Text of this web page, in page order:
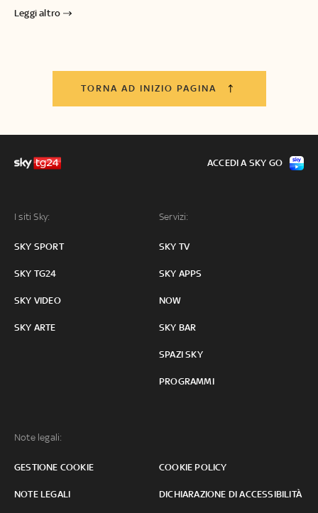
Leggi altro
TORNA AD INIZIO PAGINA
I siti Sky:
SKY SPORT
SKY TG24
SKY VIDEO
SKY ARTE
Servizi:
SKY TV
SKY APPS
NOW
SKY BAR
SPAZI SKY
PROGRAMMI
Note legali:
GESTIONE COOKIE COOKIE POLICY
NOTE LEGALI DICHIARAZIONE DI ACCESSIBILITÀ
ACCEDI A SKY GO